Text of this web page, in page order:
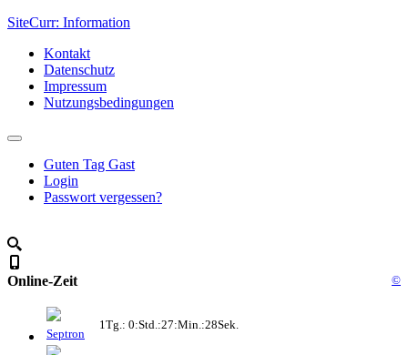
SiteCurr: Information
Kontakt
Datenschutz
Impressum
Nutzungsbedingungen
Guten Tag Gast
Login
Passwort vergessen?
Online-Zeit ©
Septron
1Tg.: 0:Std.:27:Min.:28Sek.